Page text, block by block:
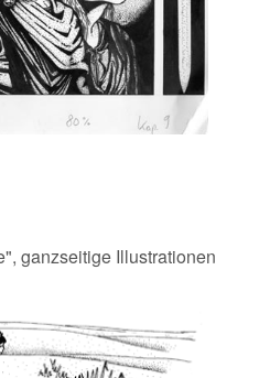
ganzseitige Illustrationen